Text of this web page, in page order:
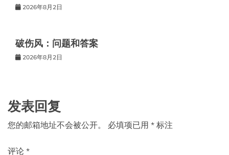
2026年8月2日
破伤风：问题和答案
2026年8月2日
发表回复
您的邮箱地址不会被公开。 必填项已用 * 标注
评论 *